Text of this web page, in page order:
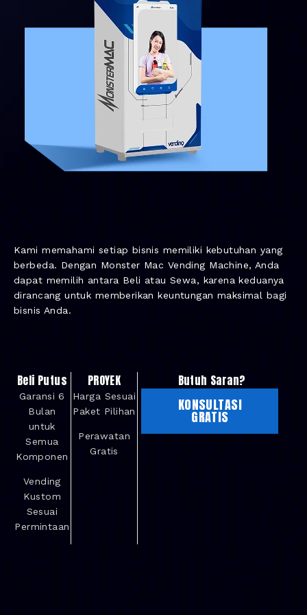
Kami memahami setiap bisnis memiliki kebutuhan yang
berbeda. Dengan Monster Mac Vending Machine, Anda
dapat memilih antara Beli atau Sewa, karena keduanya
dirancang untuk memberikan keuntungan maksimal bagi
bisnis Anda.
Beli Putus
Garansi 6
Bulan
untuk
Semua
Komponen
Vending
Kustom
Sesuai
Permintaan
PROYEK
Harga Sesuai
Paket Pilihan
Perawatan
Gratis
Butuh Saran?
KONSULTASI
GRATIS